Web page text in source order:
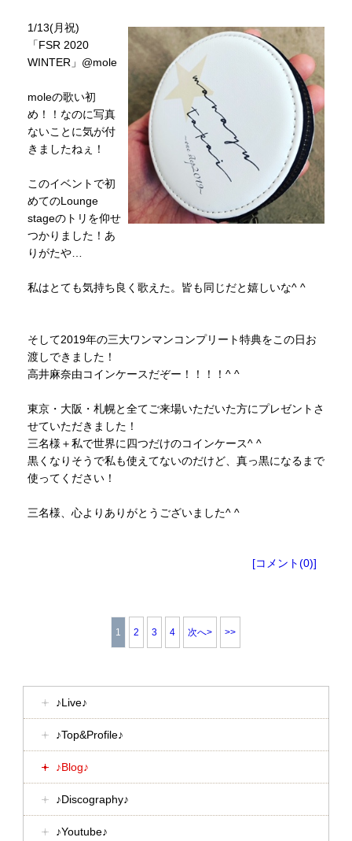
1/13(月祝)
「FSR 2020
WINTER」@mole
moleの歌い初
め！！なのに写真
ないことに気が付
きましたねぇ！
このイベントで初
めてのLounge
stageのトリを仰せ
つかりました！あ
りがたや…
私はとても気持ち良く歌えた。皆も同じだと嬉しいな^ ^
そして2019年の三大ワンマンコンプリート特典をこの日お
渡しできました！
高井麻奈由コインケースだぞー！！！！^ ^
東京・大阪・札幌と全てご来場いただいた方にプレゼントさ
せていただきました！
三名様＋私で世界に四つだけのコインケース^ ^
黒くなりそうで私も使えてないのだけど、真っ黒になるまで
使ってください！
三名様、心よりありがとうございました^ ^
[コメント(0)]
1 2 3 4 次へ> >>
♪Live♪
♪Top&Profile♪
♪Blog♪
♪Discography♪
♪Youtube♪